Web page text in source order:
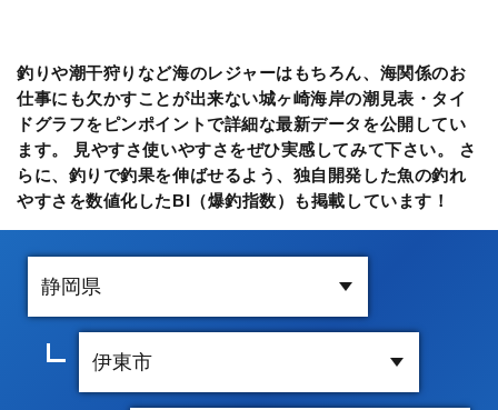
釣りや潮干狩りなど海のレジャーはもちろん、海関係のお
仕事にも欠かすことが出来ない城ヶ崎海岸の潮見表・タイ
ドグラフをピンポイントで詳細な最新データを公開してい
ます。 見やすさ使いやすさをぜひ実感してみて下さい。 さ
らに、釣りで釣果を伸ばせるよう、独自開発した魚の釣れ
やすさを数値化したBI（爆釣指数）も掲載しています！